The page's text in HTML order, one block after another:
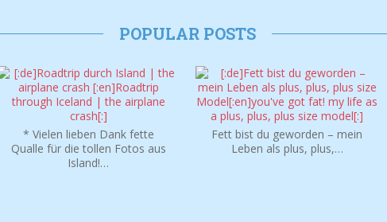
POPULAR POSTS
* Vielen lieben Dank fette
Qualle für die tollen Fotos aus
Island!…
Fett bist du geworden – mein
Leben als plus, plus,…